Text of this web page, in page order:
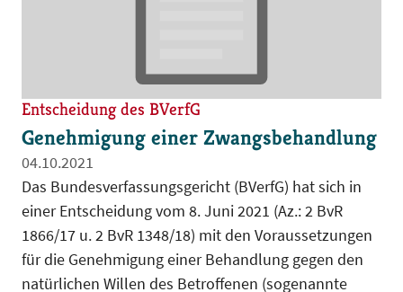
Entscheidung des BVerfG
Genehmigung einer Zwangsbehandlung
04.10.2021
Das Bundesverfassungsgericht (BVerfG) hat sich in
einer Entscheidung vom 8. Juni 2021 (Az.: 2 BvR
1866/17 u. 2 BvR 1348/18) mit den Voraussetzungen
für die Genehmigung einer Behandlung gegen den
natürlichen Willen des Betroffenen (sogenannte